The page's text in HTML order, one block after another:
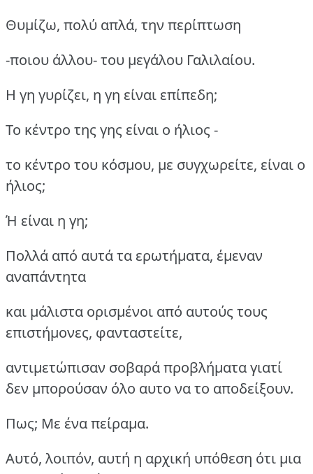
Θυμίζω, πολύ απλά, την περίπτωση
-ποιου άλλου- του μεγάλου Γαλιλαίου.
Η γη γυρίζει, η γη είναι επίπεδη;
Το κέντρο της γης είναι ο ήλιος -
το κέντρο του κόσμου, με συγχωρείτε, είναι ο
ήλιος;
Ή είναι η γη;
Πολλά από αυτά τα ερωτήματα, έμεναν
αναπάντητα
και μάλιστα ορισμένοι από αυτούς τους
επιστήμονες, φανταστείτε,
αντιμετώπισαν σοβαρά προβλήματα γιατί
δεν μπορούσαν όλο αυτο να το αποδείξουν.
Πως; Με ένα πείραμα.
Αυτό, λοιπόν, αυτή η αρχική υπόθεση ότι μια